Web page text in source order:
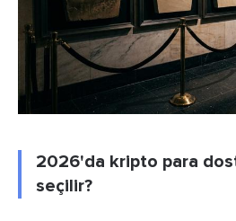
2026'da kripto para
seçilir?